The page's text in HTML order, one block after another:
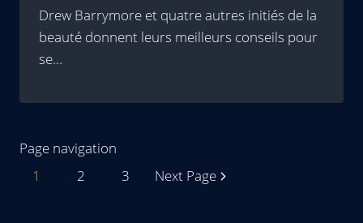
Drew Barrymore et quatre autres initiés de la
beauté donnent leurs meilleurs conseils pour
se…
Page navigation
1
2 3 Next Page